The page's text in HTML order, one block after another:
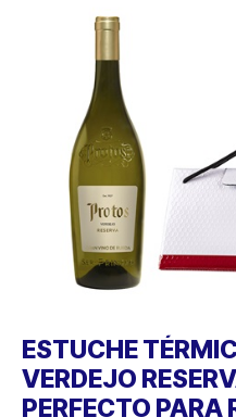
ESTUCHE
VERDEJO
PERFECTO PARA